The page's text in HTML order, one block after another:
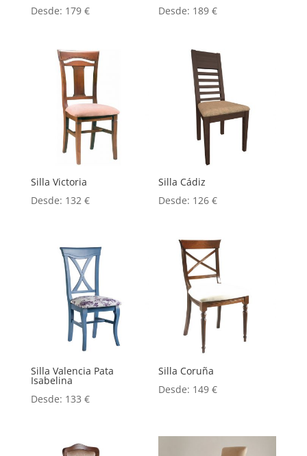
Desde: 179 €
Desde: 189€
Silla Victoria
Desde: 132 €
Silla Cádiz
Desde: 126€
Silla Valencia Pata
Isabelina
Desde: 133 €
Silla Coruña
Desde: 149€